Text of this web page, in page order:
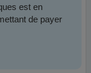
est en
de payer